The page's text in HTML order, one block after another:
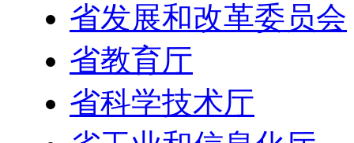
省发展和改革委员会
省教育厅
省科学技术厅